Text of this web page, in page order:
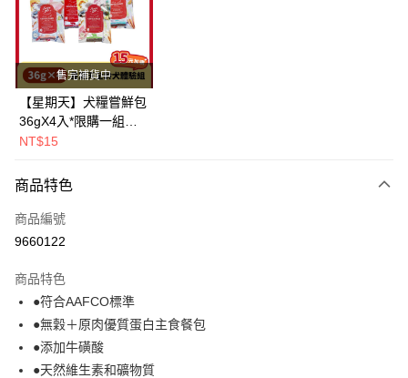
Apple Pay
街口支付
悠遊付
Google Pay
AFTEE先享後付
相關說明
【關於「AFTEE先享後付」】
便利好安心！
１．簡單：不需註冊會員、不需綁卡、不需儲值。
２．便利：只要手機號碼，簡訊認證，即可結帳。
３．安心：先確認商品／服務後，再付款。
【「AFTEE先享後付」結帳流程】
１．於結帳方式選擇「AFTEE先享後付」後，將跳轉至「AFTEE先享後付」
ATM付款
運送方式
全家取貨付款(指定商品免運)
免運費
售完補貨中
【星期天】犬糧嘗鮮包
36gX4入*限購一組｜
鱈+鮭+牛+羊（效期
NT$15
商品特色
商品編號
9660122
商品特色
●符合AAFCO標準
●無穀＋原肉優質蛋白主食餐包
●添加牛磺酸
●天然維生素和礦物質